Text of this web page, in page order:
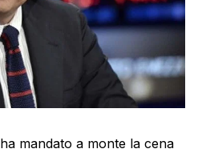
ha mandato a monte la cena